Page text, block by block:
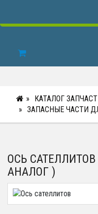
КАТАЛОГ
ЗАПАСНЫЕ ЧАСТИ
ОСЬ САТЕЛЛИТОВ
АНАЛОГ )